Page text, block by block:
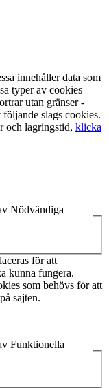
innehåller data som
typer av cookies
utan gränser -
slags cookies.
och lagringstid, klicka
Nödvändiga
för att
kunna fungera.
som behövs för att
sajten.
Funktionella